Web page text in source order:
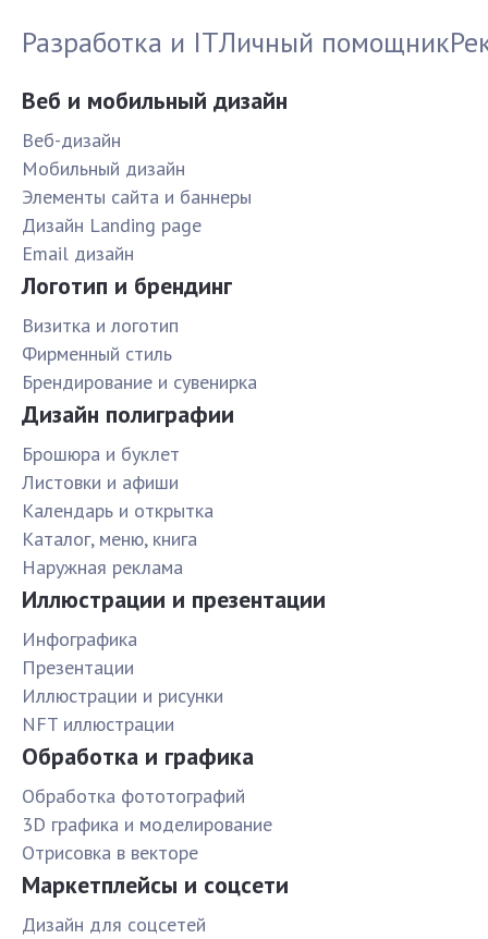
Разработка и ITЛичный помощник
Веб и мобильный дизайн
Веб-дизайн
Мобильный дизайн
Элементы сайта и баннеры
Дизайн Landing page
Email дизайн
Логотип и брендинг
Визитка и логотип
Фирменный стиль
Брендирование и сувенирка
Дизайн полиграфии
Брошюра и буклет
Листовки и афиши
Календарь и открытка
Каталог, меню, книга
Наружная реклама
Иллюстрации и презентации
Инфографика
Презентации
Иллюстрации и рисунки
NFT иллюстрации
Обработка и графика
Обработка фототографий
3D графика и моделирование
Отрисовка в векторе
Маркетплейсы и соцсети
Дизайн для соцсетей